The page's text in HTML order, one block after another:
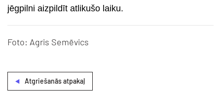
jēgpilni aizpildīt atlikušo laiku.
Foto: Agris Semēvics
Atgriešanās atpakaļ